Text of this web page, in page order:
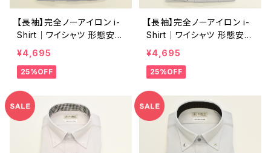
【長袖】完全ノーアイロン i-
Shirt｜ワイシャツ 形態安定
レギュラーシルエット ボタン
ダウン ストライプ メンズ ビ
ジネス khe25901-3bd サ
¥4,695
25%OFF
【長袖】完全ノーアイロン i-
Shirt｜ワイシャツ 形態安定
レギュラーシルエット ボタン
ダウン ドビー メンズ ビジネ
ス khe25901-2bd L.グレ
¥4,695
25%OFF